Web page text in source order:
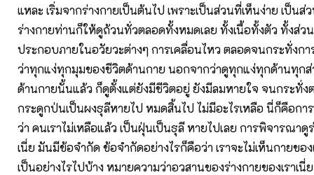
แหละ เริ่มจากร่างกายเป็นต้นไป เพราะเป็นส่วนที่เห็นง่าย เป็น
ร่างกายท่านก็ให้ดูถ้วนทั่วตลอดทั้งหมดเลย ทั้งเนื้อทั้งตัว ทั้งส่ว
ประกอบภายในอวัยวะต่างๆ การเคลื่อนไหว ตลอดจนกระทั่งกา
ว่าทุกแง่ทุกมุมของชีวิตด้านกาย นอกจากว่าดูทุกแง่ทุกด้านทุก
ด้านกายนั้นแล้ว ก็ดูตั้งแต่ยังมีชีวิตอยู่ ยังมีลมหายใจ จนกระทั่ง
กระดูกป่นเป็นผงธุลีหายไป หมดสิ้นไป ไม่มีอะไรเหลือ นี่ก็คือกา
ว่า คนเราไม่เหลือแล้ว เป็นฝุ่นเป็นธุลี หายไปเลย การพิจารณาดู
เนี่ย มันมีข้อจำกัด ข้อจำกัดอย่างไรก็คือว่า เราจะไม่เห็นกายขอ
เป็นอย่างไรไปบ้าง หมายความว่าอวสานของร่างกายของเราเนี่ย